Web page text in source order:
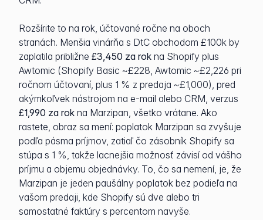
Rozšírite to na rok, účtované ročne na oboch
stranách. Menšia vinárňa s DtC obchodom £100k by
zaplatila približne £3,450 za rok na Shopify plus
Awtomic (Shopify Basic ~£228, Awtomic ~£2,226 pri
ročnom účtovaní, plus 1 % z predaja ~£1,000), pred
akýmkoľvek nástrojom na e-mail alebo CRM, verzus
£1,990 za rok na Marzipan, všetko vrátane. Ako
rastete, obraz sa mení: poplatok Marzipan sa zvyšuje
podľa pásma príjmov, zatiaľ čo zásobník Shopify sa
stúpa s 1 %, takže lacnejšia možnosť závisí od vášho
príjmu a objemu objednávky. To, čo sa nemení, je, že
Marzipan je jeden paušálny poplatok bez podieľa na
vašom predaji, kde Shopify sú dve alebo tri
samostatné faktúry s percentom navyše.